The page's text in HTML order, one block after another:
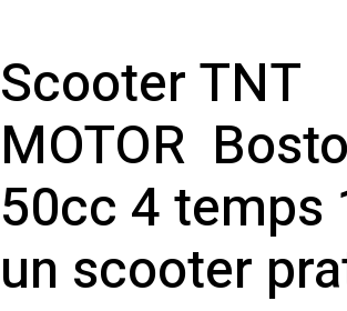
Scooter TNT
MOTOR
50cc 4 temps
un scooter